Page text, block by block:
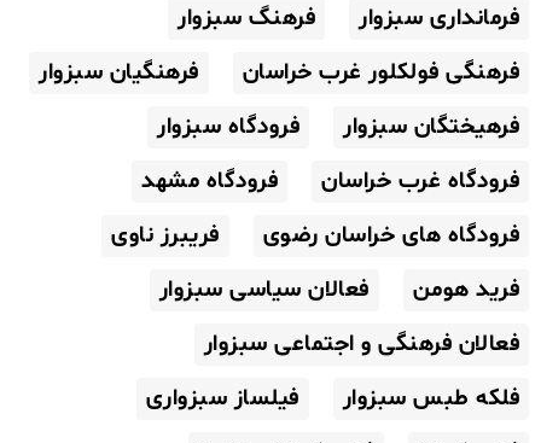
فرمانداری سبزوار
فرهنگ سبزوار
فرهنگی فولکلور غرب خراسان
فرهنگیان سبزوار
فرهیختگان سبزوار
فرودگاه سبزوار
فرودگاه غرب خراسان
فرودگاه مشهد
فرودگاه های خراسان رضوی
فریبرز ناوی
فرید هومن
فعالان سیاسی سبزوار
فعالان فرهنگی و اجتماعی سبزوار
فلکه طبس سبزوار
فیلساز سبزواری